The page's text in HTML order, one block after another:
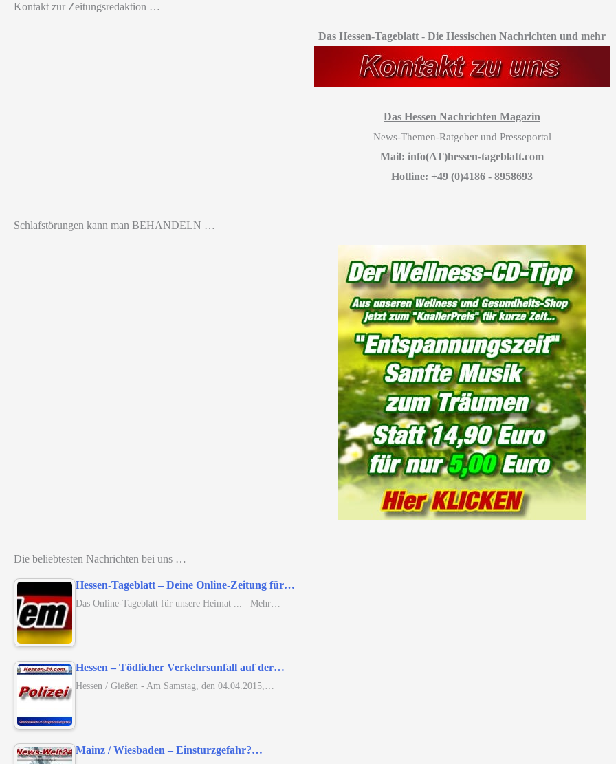
Kontakt zur Zeitungsredaktion …
Das Hessen-Tageblatt - Die Hessischen Nachrichten und mehr
Das Hessen Nachrichten Magazin
News-Themen-Ratgeber und Presseportal
Mail: info(AT)hessen-tageblatt.com
Hotline: +49 (0)4186 - 8958693
Schlafstörungen kann man BEHANDELN …
Die beliebtesten Nachrichten bei uns …
Hessen-Tageblatt – Deine Online-Zeitung für…
Das Online-Tageblatt für unsere Heimat ... Mehr…
Hessen – Tödlicher Verkehrsunfall auf der…
Hessen / Gießen - Am Samstag, den 04.04.2015,…
Mainz / Wiesbaden – Einsturzgefahr?…